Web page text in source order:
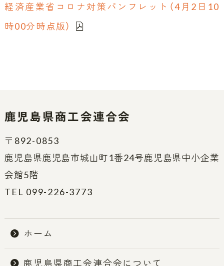
経済産業省コロナ対策パンフレット（4月2日10
時00分時点版）
鹿児島県商工会連合会
〒892-0853
鹿児島県鹿児島市城山町1番24号鹿児島県中小企業
会館5階
TEL 099-226-3773
ホーム
鹿児島県商工会連合会について